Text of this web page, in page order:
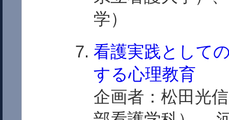
学）
看護実践として
する心理教育
企画者：松田光